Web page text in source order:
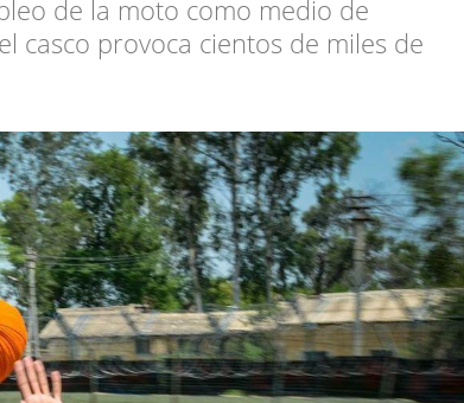
de la moto como medio de
casco provoca cientos de miles de